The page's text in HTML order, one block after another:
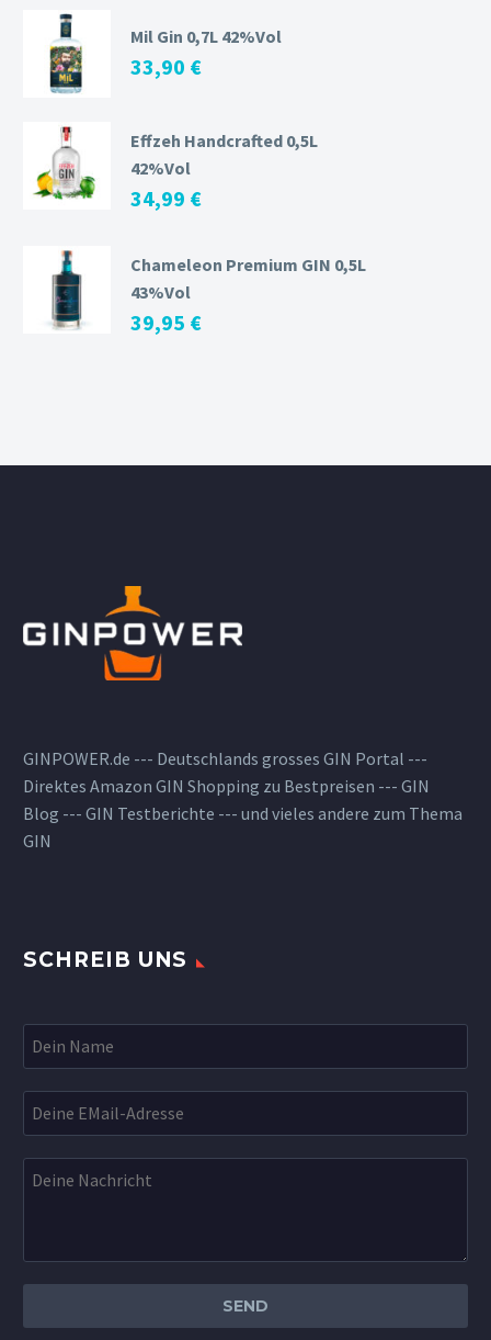
Mil Gin 0,7L 42%Vol
33,90 €
Effzeh Handcrafted 0,5L
42%Vol
34,99 €
Chameleon Premium GIN 0,5L
43%Vol
39,95 €
GINPOWER.de --- Deutschlands grosses GIN Portal ---
Direktes Amazon GIN Shopping zu Bestpreisen --- GIN
Blog --- GIN Testberichte --- und vieles andere zum Thema
GIN
SCHREIB UNS